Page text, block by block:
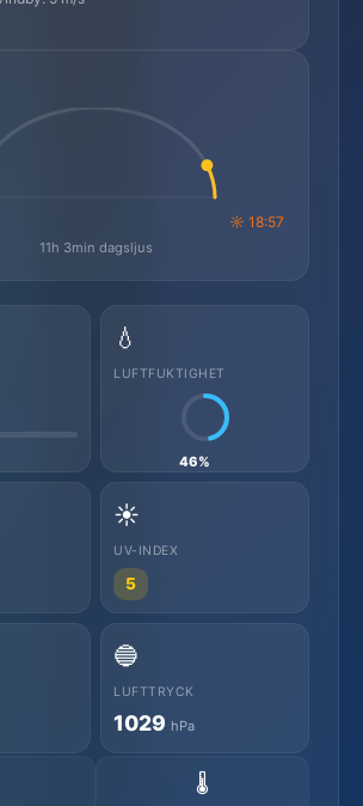
☼ 18:57
11h 3min dagsljus
💧
LUFTFUKTIGHET
46%
☀️
UV-INDEX
5
🔵
LUFTTRYCK
1029 hPa
🌡️